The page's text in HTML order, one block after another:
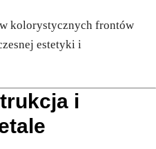
kolorystycznych frontów
estetyki i
i